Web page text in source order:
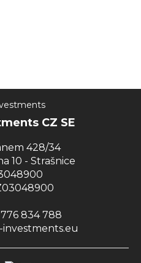
CZ SE
428/34
10 - Strašnice
834 788